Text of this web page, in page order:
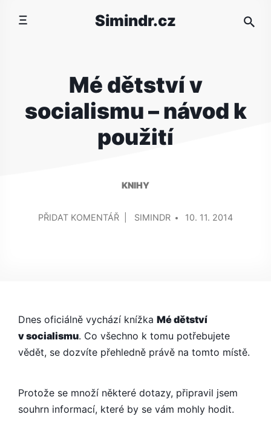
Simindr.cz
Mé dětství v
socialismu – návod k
použití
KNIHY
PŘIDAT KOMENTÁŘNA
K
POUŽITÍ
SIMINDR
10. 11. 2014
Dnes oficiálně vychází knížka Mé dětství
v socialismu. Co všechno k tomu potřebujete
vědět, se dozvíte přehledně právě na tomto místě.
Protože se množí některé dotazy, připravil jsem
souhrn informací, které by se vám mohly hodit.